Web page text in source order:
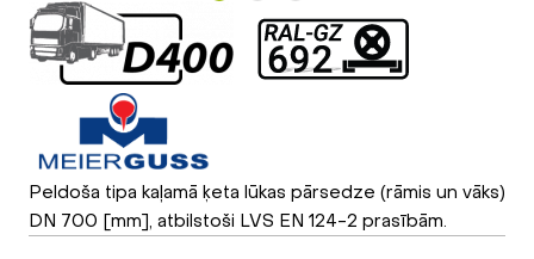
Peldoša tipa kaļamā ķeta lūkas pārsedze (rāmis un vāks)
DN 700 [mm], atbilstoši LVS EN 124-2 prasībām.